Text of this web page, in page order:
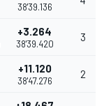
38'39.136
+3.264
38'39.420
3
+11.120
38'47.276
2